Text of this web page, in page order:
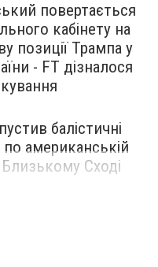
повертається
кабінету на
позиції Трампа у
- FT дізналося
балістичні
по американській
Близькому Сході